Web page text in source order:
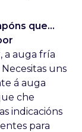
que...
a auga fría
uns
á auga
che
indicacións
para